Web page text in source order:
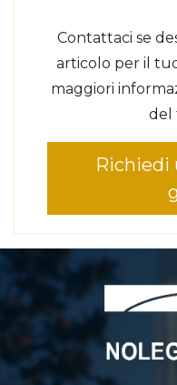
Contattaci se
articolo per il
maggiori
del
Richiedi